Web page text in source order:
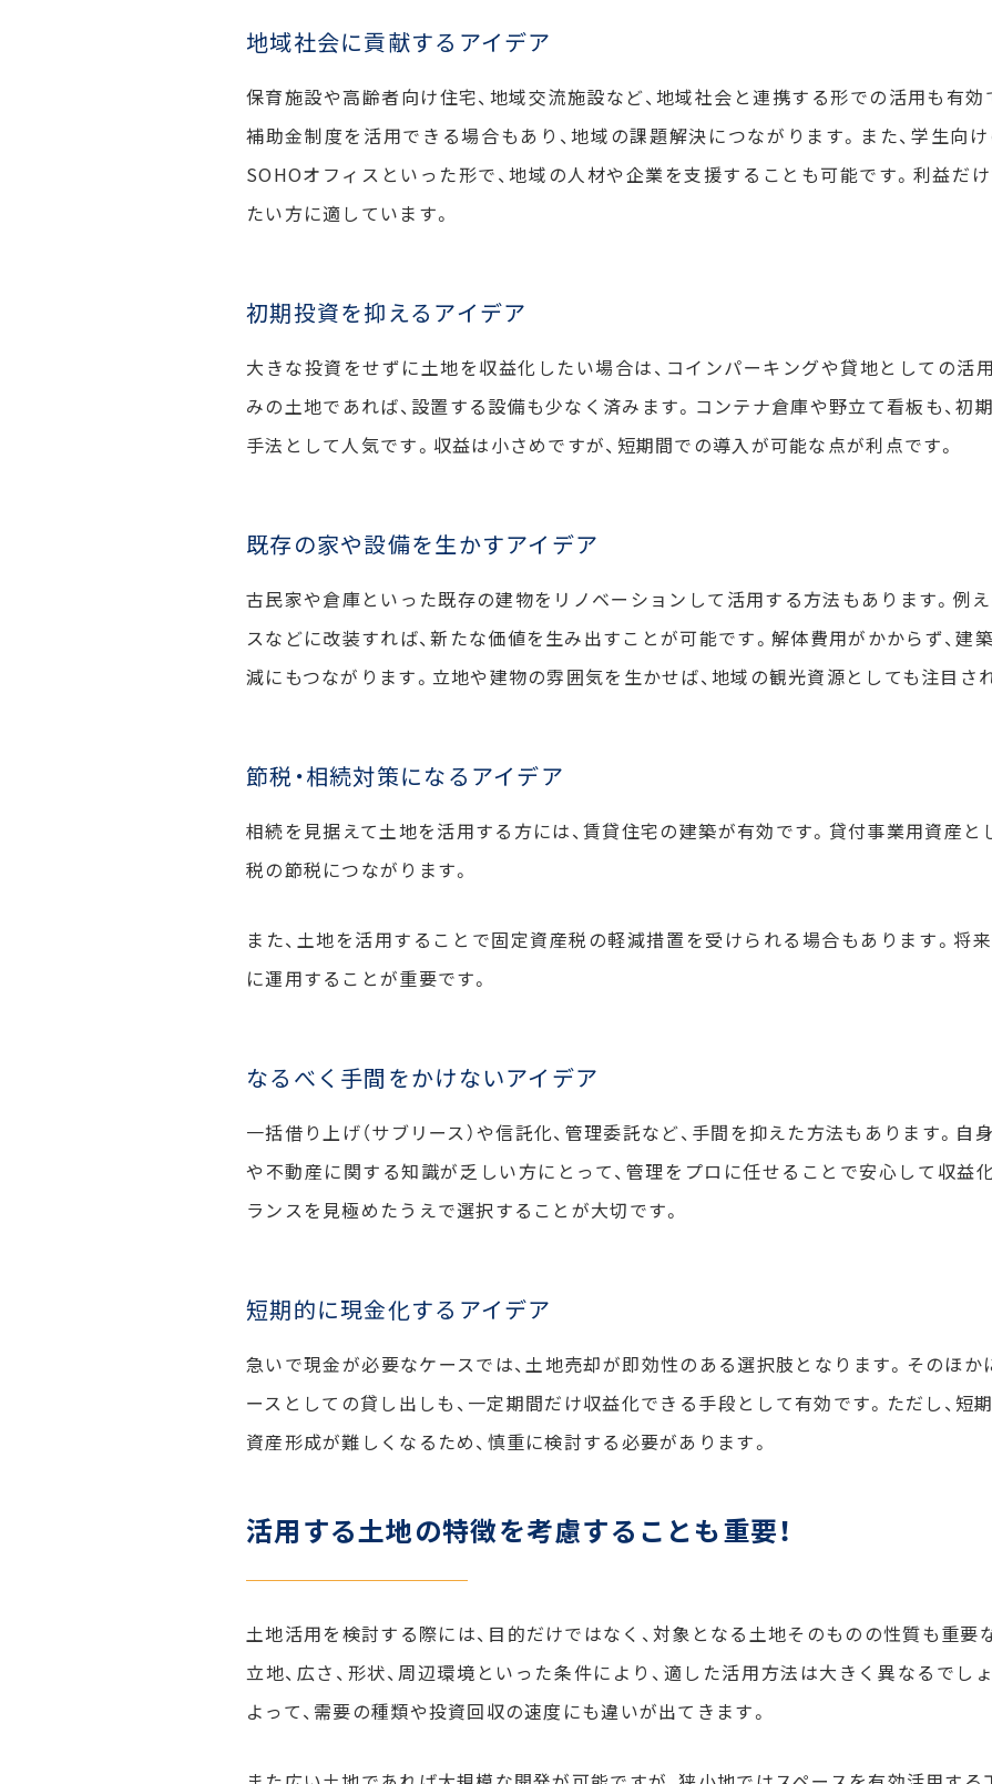
地域社会に貢献するアイデア
保育施設や高齢者向け住宅、地域交流施設など、地域社会と連携する形での活用も有効
補助金制度を活用できる場合もあり、地域の課題解決につながります。また、学生向
SOHOオフィスといった形で、地域の人材や企業を支援することも可能です。利益だ
たい方に適しています。
初期投資を抑えるアイデア
大きな投資をせずに土地を収益化したい場合は、コインパーキングや貸地としての活
みの土地であれば、設置する設備も少なく済みます。コンテナ倉庫や野立て看板も、初
手法として人気です。収益は小さめですが、短期間での導入が可能な点が利点です。
既存の家や設備を生かすアイデア
古民家や倉庫といった既存の建物をリノベーションして活用する方法もあります。例え
スなどに改装すれば、新たな価値を生み出すことが可能です。解体費用がかからず、建
減にもつながります。立地や建物の雰囲気を生かせば、地域の観光資源としても注目さ
節税・相続対策になるアイデア
相続を見据えて土地を活用する方には、賃貸住宅の建築が有効です。貸付事業用資産と
税の節税につながります。
また、土地を活用することで固定資産税の軽減措置を受けられる場合もあります。将
に運用することが重要です。
なるべく手間をかけないアイデア
一括借り上げ（サブリース）や信託化、管理委託など、手間を抑えた方法もあります。
や不動産に関する知識が乏しい方にとって、管理をプロに任せることで安心して収益
ランスを見極めたうえで選択することが大切です。
短期的に現金化するアイデア
急いで現金が必要なケースでは、土地売却が即効性のある選択肢となります。そのほか
ースとしての貸し出しも、一定期間だけ収益化できる手段として有効です。ただし、短
資産形成が難しくなるため、慎重に検討する必要があります。
活用する土地の特徴を考慮することも重要！
土地活用を検討する際には、目的だけではなく、対象となる土地そのものの性質も重要
立地、広さ、形状、周辺環境といった条件により、適した活用方法は大きく異なるでし
よって、需要の種類や投資回収の速度にも違いが出てきます。